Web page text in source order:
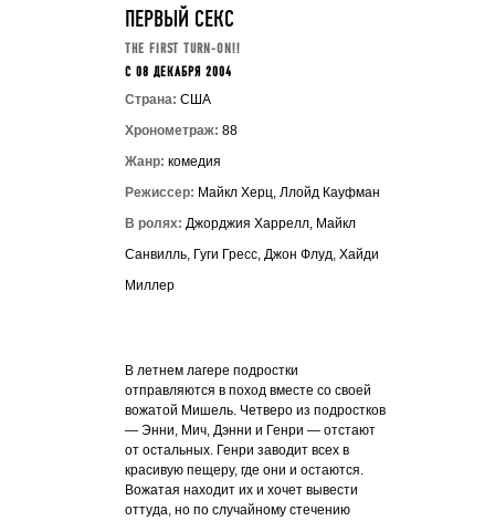
ПЕРВЫЙ СЕКС
THE FIRST TURN-ON!!
C 08 ДЕКАБРЯ 2004
Страна: США
Хронометраж: 88
Жанр: комедия
Режиссер: Майкл Херц, Ллойд Кауфман
В ролях: Джорджия Харрелл, Майкл
Санвилль, Гуги Гресс, Джон Флуд, Хайди
Миллер
В летнем лагере подростки
отправляются в поход вместе со своей
вожатой Мишель. Четверо из подростков
— Энни, Мич, Дэнни и Генри — отстают
от остальных. Генри заводит всех в
красивую пещеру, где они и остаются.
Вожатая находит их и хочет вывести
оттуда, но по случайному стечению